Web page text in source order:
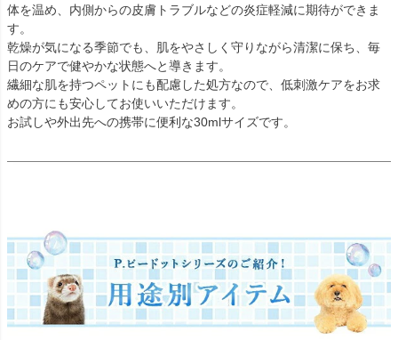
体を温め、内側からの皮膚トラブルなどの炎症軽減に期待ができま
す。
乾燥が気になる季節でも、肌をやさしく守りながら清潔に保ち、毎
日のケアで健やかな状態へと導きます。
繊細な肌を持つペットにも配慮した処方なので、低刺激ケアをお求
めの方にも安心してお使いいただけます。
お試しや外出先への携帯に便利な30mlサイズです。